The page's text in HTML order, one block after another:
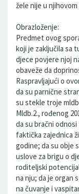
žele nije u
Obrazloženje:
Predmet ovog
koji je zaključila sa
djece povjere njoj
obaveže da
Raspravljajući o
da su parnične
su stekle troje
Mldb.2., rođenog
da su bračni
faktička zajednica
godine; da su obje
uslove za brigu o
roditeljski
na nju; da je organ
na čuvanje i